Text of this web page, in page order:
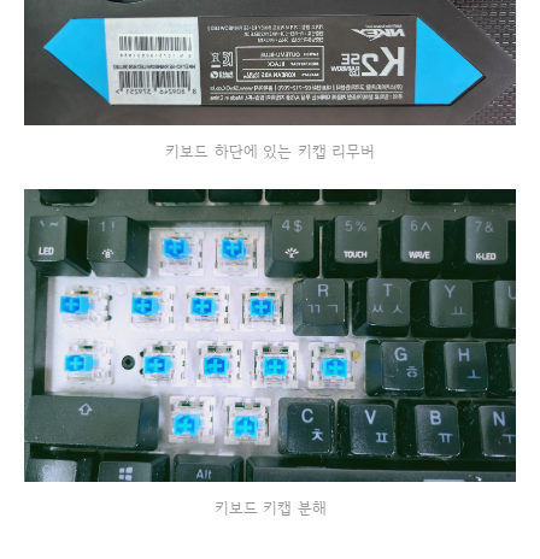
키보드 하단에 있는 키캡 리무버
키보드 키캡 분해